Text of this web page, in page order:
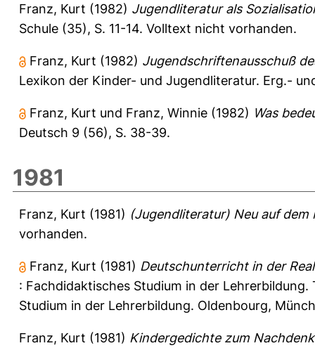
Franz, Kurt (1982) Jugendliteratur als
Schule (35), S. 11-14. Volltext nicht vorhanden.
Franz, Kurt (1982) Jugendschriftenausschuß
Lexikon der Kinder- und Jugendliteratur. Erg.-
Franz, Kurt und Franz, Winnie (1982) Was
Deutsch 9 (56), S. 38-39.
1981
Franz, Kurt (1981) (Jugendliteratur) Neu auf dem
vorhanden.
Franz, Kurt (1981) Deutschunterricht in der
: Fachdidaktisches Studium in der
Studium in der Lehrerbildung. Oldenbourg,
Franz, Kurt (1981) Kindergedichte zum